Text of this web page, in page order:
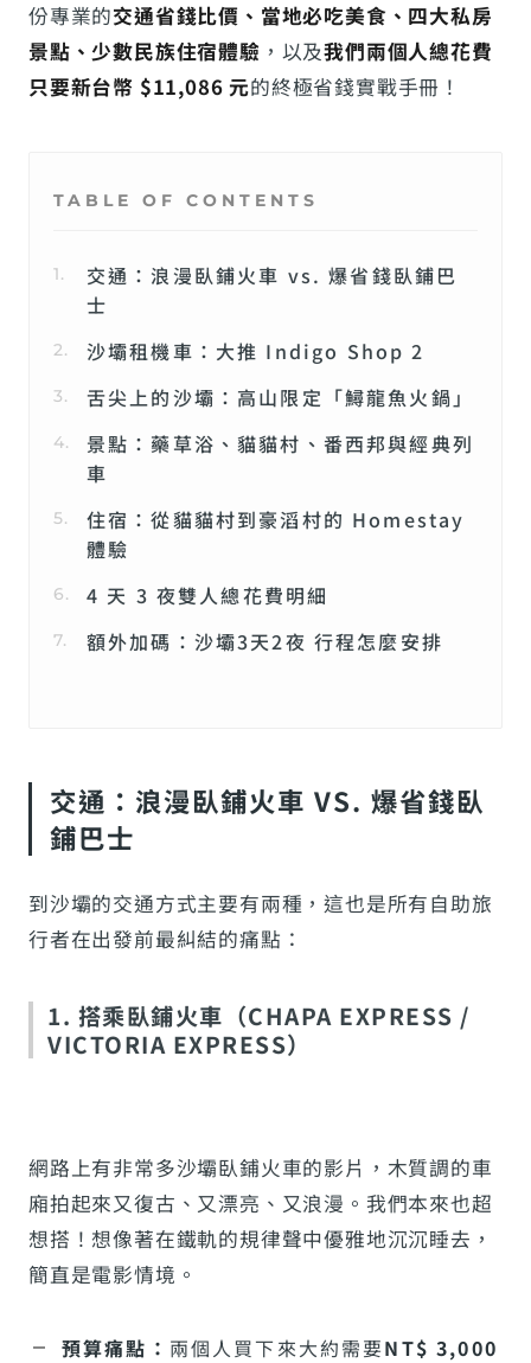
份專業的交通省錢比價、當地必吃美食、四大私房
景點、少數民族住宿體驗 ，以及我們兩個人總花費
只要新台幣 $11,086 元的終極省錢實戰手冊！
TABLE OF CONTENTS
交通：浪漫臥鋪火車 vs. 爆省錢臥鋪巴
士
沙壩租機車：大推 Indigo Shop 2
舌尖上的沙壩：高山限定「鱘龍魚火鍋」
景點：藥草浴、貓貓村、番西邦與經典列
車
住宿：從貓貓村到豪滔村的 Homestay
體驗
4 天 3 夜雙人總花費明細
額外加碼：沙壩3天2夜 行程怎麼安排
交通：浪漫臥鋪火車 VS. 爆省錢臥
鋪巴士
到沙壩的交通方式主要有兩種，這也是所有自助旅
行者在出發前最糾結的痛點：
1. 搭乘臥鋪火車（CHAPA EXPRESS /
VICTORIA EXPRESS）
網路上有非常多沙壩臥鋪火車的影片，木質調的車
廂拍起來又復古、又漂亮、又浪漫。我們本來也超
想搭！想像著在鐵軌的規律聲中優雅地沉沉睡去，
簡直是電影情境。
預算痛點： 兩個人買下來大約需要NT$ 3,000